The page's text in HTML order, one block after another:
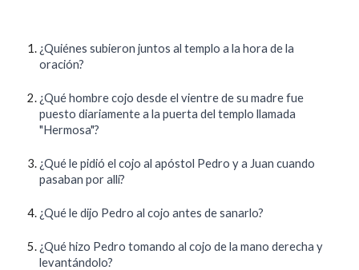
¿Quiénes subieron juntos al templo a la hora de la
oración?
¿Qué hombre cojo desde el vientre de su madre fue
puesto diariamente a la puerta del templo llamada
"Hermosa"?
¿Qué le pidió el cojo al apóstol Pedro y a Juan cuando
pasaban por allí?
¿Qué le dijo Pedro al cojo antes de sanarlo?
¿Qué hizo Pedro tomando al cojo de la mano derecha y
levantándolo?